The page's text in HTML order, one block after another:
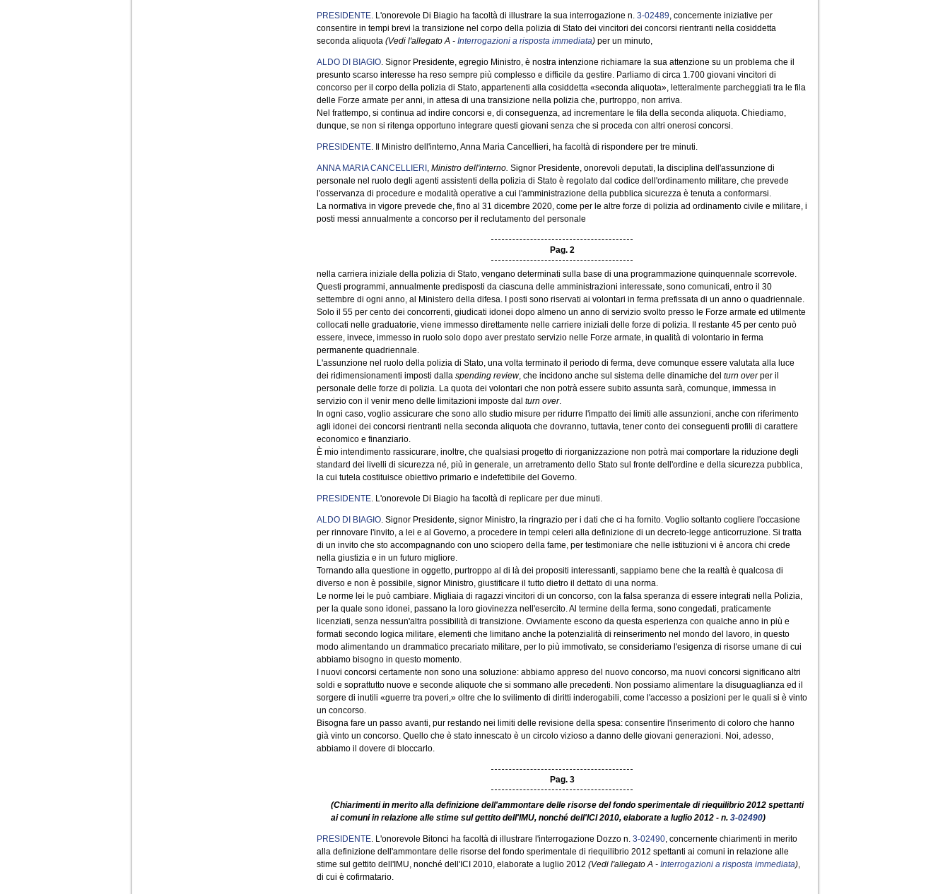
PRESIDENTE. L'onorevole Di Biagio ha facoltà di illustrare la sua interrogazione n. 3-02489, concernente iniziative per
consentire in tempi brevi la transizione nel corpo della polizia di Stato dei vincitori dei concorsi rientranti nella cosiddetta
seconda aliquota (Vedi l'allegato A - Interrogazioni a risposta immediata) per un minuto,
ALDO DI BIAGIO. Signor Presidente, egregio Ministro, è nostra intenzione richiamare la sua attenzione su un problema che il
presunto scarso interesse ha reso sempre più complesso e difficile da gestire. Parliamo di circa 1.700 giovani vincitori di
concorso per il corpo della polizia di Stato, appartenenti alla cosiddetta «seconda aliquota», letteralmente parcheggiati tra le fila
delle Forze armate per anni, in attesa di una transizione nella polizia che, purtroppo, non arriva.
Nel frattempo, si continua ad indire concorsi e, di conseguenza, ad incrementare le fila della seconda aliquota. Chiediamo,
dunque, se non si ritenga opportuno integrare questi giovani senza che si proceda con altri onerosi concorsi.
PRESIDENTE. Il Ministro dell'interno, Anna Maria Cancellieri, ha facoltà di rispondere per tre minuti.
ANNA MARIA CANCELLIERI , Ministro dell'interno. Signor Presidente, onorevoli deputati, la disciplina dell'assunzione di
personale nel ruolo degli agenti assistenti della polizia di Stato è regolato dal codice dell'ordinamento militare, che prevede
l'osservanza di procedure e modalità operative a cui l'amministrazione della pubblica sicurezza è tenuta a conformarsi.
La normativa in vigore prevede che, fino al 31 dicembre 2020, come per le altre forze di polizia ad ordinamento civile e militare, i
posti messi annualmente a concorso per il reclutamento del personale
Pag. 2
nella carriera iniziale della polizia di Stato, vengano determinati sulla base di una programmazione quinquennale scorrevole.
Questi programmi, annualmente predisposti da ciascuna delle amministrazioni interessate, sono comunicati, entro il 30
settembre di ogni anno, al Ministero della difesa. I posti sono riservati ai volontari in ferma prefissata di un anno o quadriennale.
Solo il 55 per cento dei concorrenti, giudicati idonei dopo almeno un anno di servizio svolto presso le Forze armate ed utilmente
collocati nelle graduatorie, viene immesso direttamente nelle carriere iniziali delle forze di polizia. Il restante 45 per cento può
essere, invece, immesso in ruolo solo dopo aver prestato servizio nelle Forze armate, in qualità di volontario in ferma
permanente quadriennale.
L'assunzione nel ruolo della polizia di Stato, una volta terminato il periodo di ferma, deve comunque essere valutata alla luce
dei ridimensionamenti imposti dalla spending review, che incidono anche sul sistema delle dinamiche del turn overper il
personale delle forze di polizia. La quota dei volontari che non potrà essere subito assunta sarà, comunque, immessa in
servizio con il venir meno delle limitazioni imposte dal turn over.
In ogni caso, voglio assicurare che sono allo studio misure per ridurre l'impatto dei limiti alle assunzioni, anche con riferimento
agli idonei dei concorsi rientranti nella seconda aliquota che dovranno, tuttavia, tener conto dei conseguenti profili di carattere
economico e finanziario.
È mio intendimento rassicurare, inoltre, che qualsiasi progetto di riorganizzazione non potrà mai comportare la riduzione degli
standard dei livelli di sicurezza né, più in generale, un arretramento dello Stato sul fronte dell'ordine e della sicurezza pubblica,
la cui tutela costituisce obiettivo primario e indefettibile del Governo.
PRESIDENTE. L'onorevole Di Biagio ha facoltà di replicare per due minuti.
ALDO DI BIAGIO. Signor Presidente, signor Ministro, la ringrazio per i dati che ci ha fornito. Voglio soltanto cogliere l'occasione
per rinnovare l'invito, a lei e al Governo, a procedere in tempi celeri alla definizione di un decreto-legge anticorruzione. Si tratta
di un invito che sto accompagnando con uno sciopero della fame, per testimoniare che nelle istituzioni vi è ancora chi crede
nella giustizia e in un futuro migliore.
Tornando alla questione in oggetto, purtroppo al di là dei propositi interessanti, sappiamo bene che la realtà è qualcosa di
diverso e non è possibile, signor Ministro, giustificare il tutto dietro il dettato di una norma.
Le norme lei le può cambiare. Migliaia di ragazzi vincitori di un concorso, con la falsa speranza di essere integrati nella Polizia,
per la quale sono idonei, passano la loro giovinezza nell'esercito. Al termine della ferma, sono congedati, praticamente
licenziati, senza nessun'altra possibilità di transizione. Ovviamente escono da questa esperienza con qualche anno in più e
formati secondo logica militare, elementi che limitano anche la potenzialità di reinserimento nel mondo del lavoro, in questo
modo alimentando un drammatico precariato militare, per lo più immotivato, se consideriamo l'esigenza di risorse umane di cui
abbiamo bisogno in questo momento.
I nuovi concorsi certamente non sono una soluzione: abbiamo appreso del nuovo concorso, ma nuovi concorsi significano altri
soldi e soprattutto nuove e seconde aliquote che si sommano alle precedenti. Non possiamo alimentare la disuguaglianza ed il
sorgere di inutili «guerre tra poveri,» oltre che lo svilimento di diritti inderogabili, come l'accesso a posizioni per le quali si è vinto
un concorso.
Bisogna fare un passo avanti, pur restando nei limiti delle revisione della spesa: consentire l'inserimento di coloro che hanno
già vinto un concorso. Quello che è stato innescato è un circolo vizioso a danno delle giovani generazioni. Noi, adesso,
abbiamo il dovere di bloccarlo.
Pag. 3
(Chiarimenti in merito alla definizione dell'ammontare delle risorse del fondo sperimentale di riequilibrio 2012 spettanti
ai comuni in relazione alle stime sul gettito dell'IMU, nonché dell'ICI 2010, elaborate a luglio 2012 - n. 3-02490)
PRESIDENTE. L'onorevole Bitonci ha facoltà di illustrare l'interrogazione Dozzo n. 3-02490, concernente chiarimenti in merito
alla definizione dell'ammontare delle risorse del fondo sperimentale di riequilibrio 2012 spettanti ai comuni in relazione alle
stime sul gettito dell'IMU, nonché dell'ICI 2010, elaborate a luglio 2012 (Vedi l'allegato A - Interrogazioni a risposta immediata),
di cui è cofirmatario.